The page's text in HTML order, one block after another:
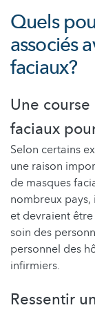
Quels
associés
faciaux?
Une
faciaux
Selon certains
une raison
de masques
nombreux
et devraient
soin des
personnel des
infirmiers.
Ressentir